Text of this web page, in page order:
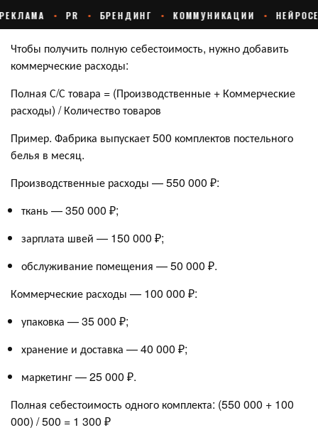
Чтобы получить полную себестоимость, нужно добавить
коммерческие расходы:
Полная С/С товара = (Производственные + Коммерческие
расходы) / Количество товаров
Пример. Фабрика выпускает 500 комплектов постельного
белья в месяц.
Производственные расходы — 550 000 ₽:
ткань — 350 000 ₽;
зарплата швей — 150 000 ₽;
обслуживание помещения — 50 000 ₽.
Коммерческие расходы — 100 000 ₽:
упаковка — 35 000 ₽;
хранение и доставка — 40 000 ₽;
маркетинг — 25 000 ₽.
Полная себестоимость одного комплекта: (550 000 + 100
000) / 500 = 1 300 ₽